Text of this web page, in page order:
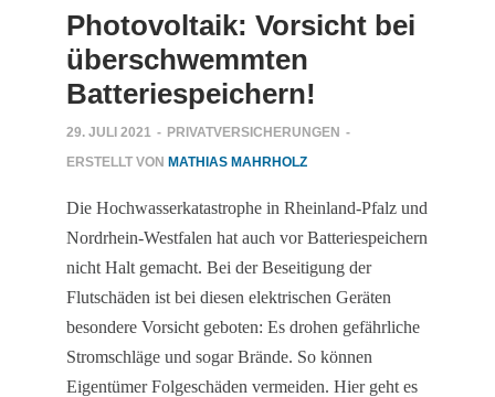
Photovoltaik: Vorsicht bei
überschwemmten
Batteriespeichern!
29. JULI 2021 - PRIVATVERSICHERUNGEN -
ERSTELLT VON MATHIAS MAHRHOLZ
Die Hochwasserkatastrophe in Rheinland-Pfalz und
Nordrhein-Westfalen hat auch vor Batteriespeichern
nicht Halt gemacht. Bei der Beseitigung der
Flutschäden ist bei diesen elektrischen Geräten
besondere Vorsicht geboten: Es drohen gefährliche
Stromschläge und sogar Brände. So können
Eigentümer Folgeschäden vermeiden. Hier geht es